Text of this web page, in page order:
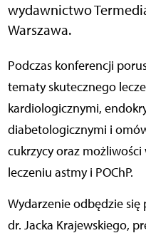
wydawnictwo
Warszawa.
Podczas konferencji poruszone zostaną między innymi
tematy skutecznego
kardiologicznymi,
diabetologicznymi i
cukrzycy oraz
leczeniu astmy i POChP.
Wydarzenie odbędzie
dr. Jacka Krajewskiego,